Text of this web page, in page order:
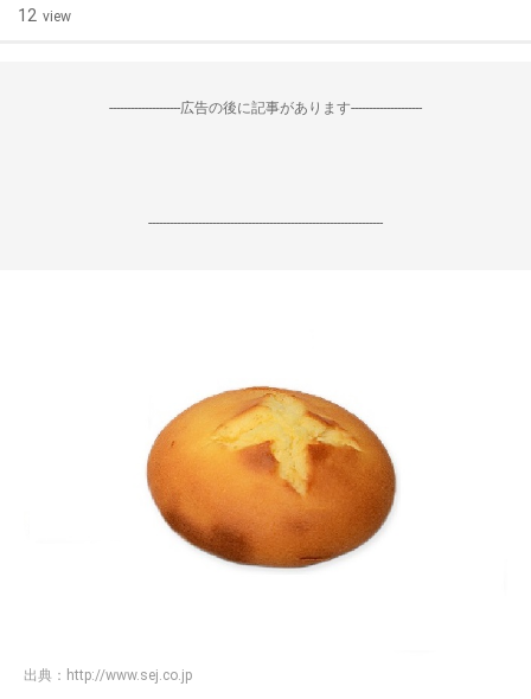
12 view
--------------------広告の後に記事があります--------------------
------------------------------------------------------------------
出典： http://www.sej.co.jp